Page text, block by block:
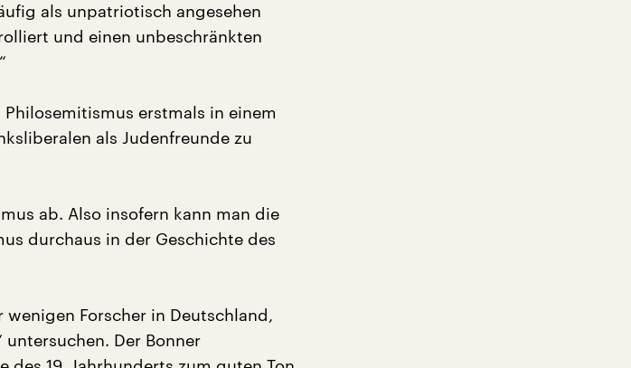
als unpatriotisch angesehen
und einen unbeschränkten
erstmals in einem
als Judenfreunde zu
ab. Also insofern kann man die
durchaus in der Geschichte des
Forscher in Deutschland,
untersuchen. Der Bonner